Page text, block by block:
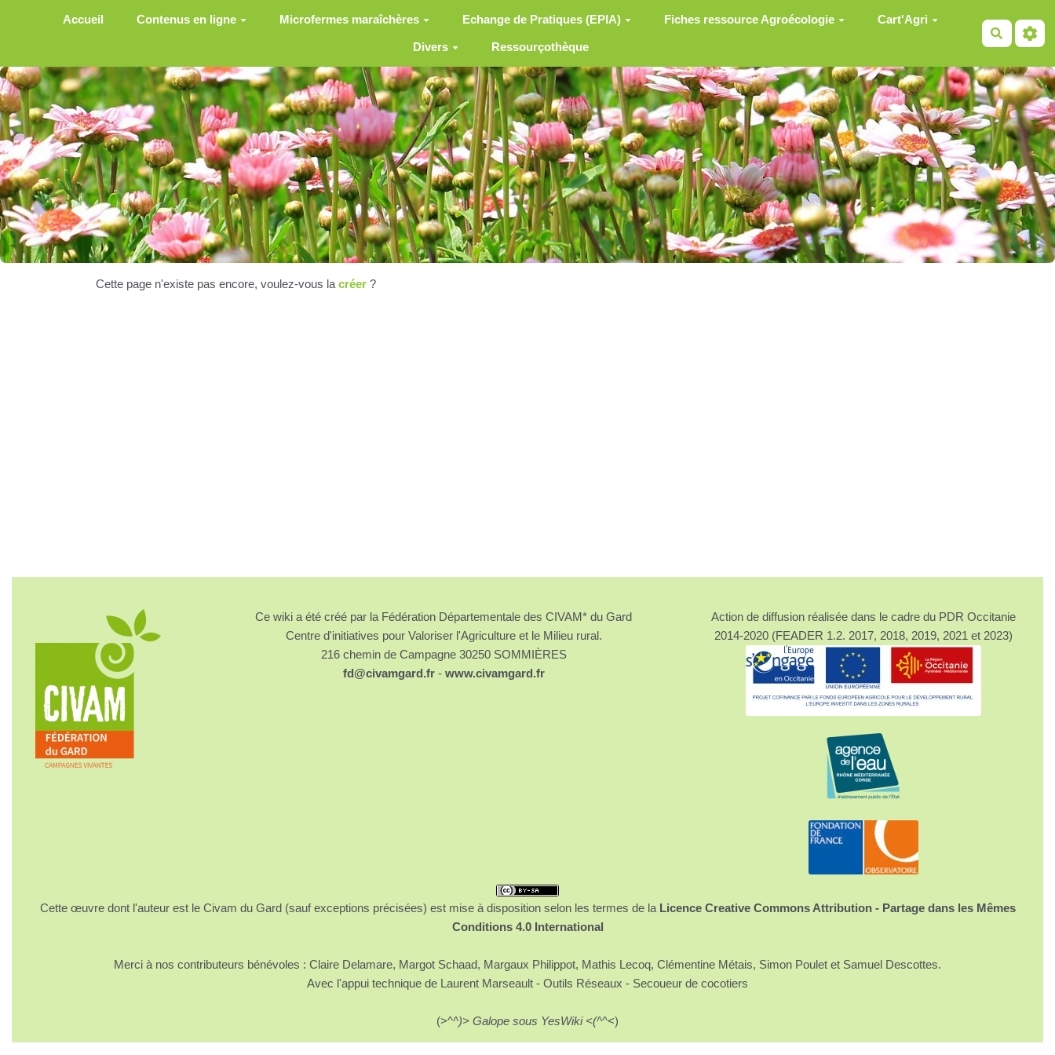
Aller au contenu principal
Accueil Contenus en ligne Microfermes maraîchères Echange de Pratiques (EPIA) Fiches ressource Agroécologie Cart'Agri
Divers Ressourçothèque
Cette page n'existe pas encore, voulez-vous la créer ?
Ce wiki a été créé par la Fédération Départementale des CIVAM* du Gard
Centre d'initiatives pour Valoriser l'Agriculture et le Milieu rural.
216 chemin de Campagne 30250 SOMMIÈRES
fd@civamgard.fr- www.civamgard.fr
Action de diffusion réalisée dans le cadre du PDR Occitanie
2014-2020 (FEADER 1.2. 2017, 2018, 2019, 2021 et 2023)
Cette œuvre dont l'auteur est le Civam du Gard (sauf exceptions précisées) est mise à disposition selon les termes de la Licence Creative Commons Attribution - Partage dans les Mêmes
Conditions 4.0 International
Merci à nos contributeurs bénévoles : Claire Delamare, Margot Schaad, Margaux Philippot, Mathis Lecoq, Clémentine Métais, Simon Poulet et Samuel Descottes.
Avec l'appui technique de Laurent Marseault - Outils Réseaux - Secoueur de cocotiers
(>^^)> Galope sous YesWiki <(^^<)